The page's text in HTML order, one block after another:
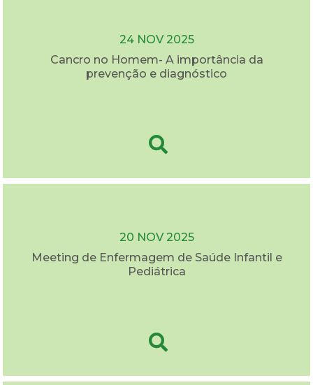
24 NOV 2025
Cancro no Homem- A importância da
prevenção e diagnóstico
20 NOV 2025
Meeting de Enfermagem de Saúde Infantil e
Pediátrica